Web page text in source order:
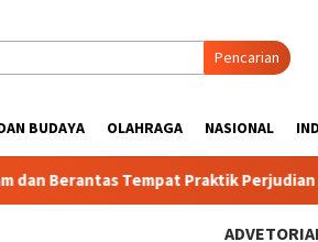
Pencarian
BUDAYA OLAHRAGA NASIONAL
Praktik Perjudian di sebatik